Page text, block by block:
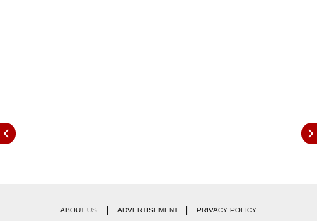
ABOUT US ADVERTISEMENT PRIVACY POLICY